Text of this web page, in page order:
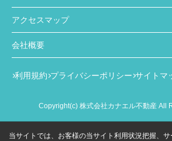
アクセスマップ
会社概要
利用規約 プライバシーポリシー サイトマ
Copyright(c) 株式会社カナエル不動産 All
当サイトでは、お客様の当サイト利用状況把握、